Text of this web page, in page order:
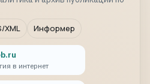
XML Информер
в интернет